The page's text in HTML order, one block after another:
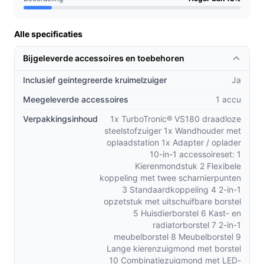
gemorste etensresten wil verwijderen zonder het grote
Praktische voordelen t.o.v. alternatieven
stofzuigers in dezelfde klasse? Kort en concreet:
Cyclonische technologie versus simpele zuigunits:
voorkomt snel verlies van zuigkracht bij vol
Afneembare kruimeldief versus vaste steel: meer
flexibiliteit voor meubels, auto-interieur en moeilijk
bereikbare plekken.
HEPA-filter en zakloos design: lagere
onderhoudskosten en betere filtering dan
modellen met standaard microfilters.
Gebruik & praktische tips
Alle specificaties
Bijgeleverde accessoires en toebehoren
Inclusief geintegreerde kruimelzuiger
Ja
Meegeleverde accessoires
1 accu
Verpakkingsinhoud
1x TurboTronic® VS180 draadloze
steelstofzuiger 1x Wandhouder met
oplaadstation 1x Adapter / oplader
10-in-1 accessoireset: 1
Kierenmondstuk 2 Flexibele
koppeling met twee scharnierpunten
3 Standaardkoppeling 4 2-in-1
opzetstuk met uitschuifbare borstel
5 Huisdierborstel 6 Kast- en
radiatorborstel 7 2-in-1
meubelborstel 8 Meubelborstel 9
Lange kierenzuigmond met borstel
10 Combinatiezuigmond met LED-